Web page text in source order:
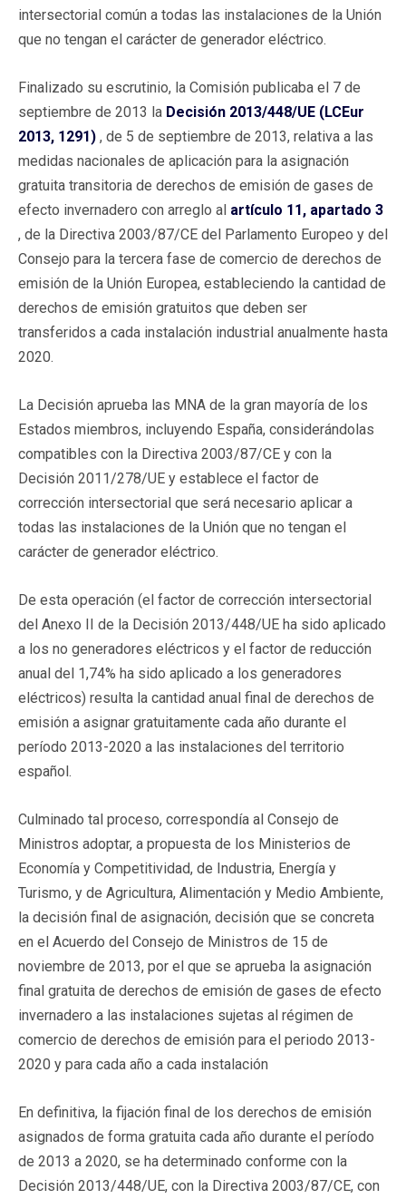
intersectorial común a todas las instalaciones de la Unión
que no tengan el carácter de generador eléctrico.
Finalizado su escrutinio, la Comisión publicaba el 7 de
septiembre de 2013 la Decisión 2013/448/UE (LCEur
2013, 1291) , de 5 de septiembre de 2013, relativa a las
medidas nacionales de aplicación para la asignación
gratuita transitoria de derechos de emisión de gases de
efecto invernadero con arreglo al artículo 11, apartado 3
, de la Directiva 2003/87/CE del Parlamento Europeo y del
Consejo para la tercera fase de comercio de derechos de
emisión de la Unión Europea, estableciendo la cantidad de
derechos de emisión gratuitos que deben ser
transferidos a cada instalación industrial anualmente hasta
2020.
La Decisión aprueba las MNA de la gran mayoría de los
Estados miembros, incluyendo España, considerándolas
compatibles con la Directiva 2003/87/CE y con la
Decisión 2011/278/UE y establece el factor de
corrección intersectorial que será necesario aplicar a
todas las instalaciones de la Unión que no tengan el
carácter de generador eléctrico.
De esta operación (el factor de corrección intersectorial
del Anexo II de la Decisión 2013/448/UE ha sido aplicado
a los no generadores eléctricos y el factor de reducción
anual del 1,74% ha sido aplicado a los generadores
eléctricos) resulta la cantidad anual final de derechos de
emisión a asignar gratuitamente cada año durante el
período 2013-2020 a las instalaciones del territorio
español.
Culminado tal proceso, correspondía al Consejo de
Ministros adoptar, a propuesta de los Ministerios de
Economía y Competitividad, de Industria, Energía y
Turismo, y de Agricultura, Alimentación y Medio Ambiente,
la decisión final de asignación, decisión que se concreta
en el Acuerdo del Consejo de Ministros de 15 de
noviembre de 2013, por el que se aprueba la asignación
final gratuita de derechos de emisión de gases de efecto
invernadero a las instalaciones sujetas al régimen de
comercio de derechos de emisión para el periodo 2013-
2020 y para cada año a cada instalación
En definitiva, la fijación final de los derechos de emisión
asignados de forma gratuita cada año durante el período
de 2013 a 2020, se ha determinado conforme con la
Decisión 2013/448/UE, con la Directiva 2003/87/CE, con